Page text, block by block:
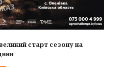
старт сезону на